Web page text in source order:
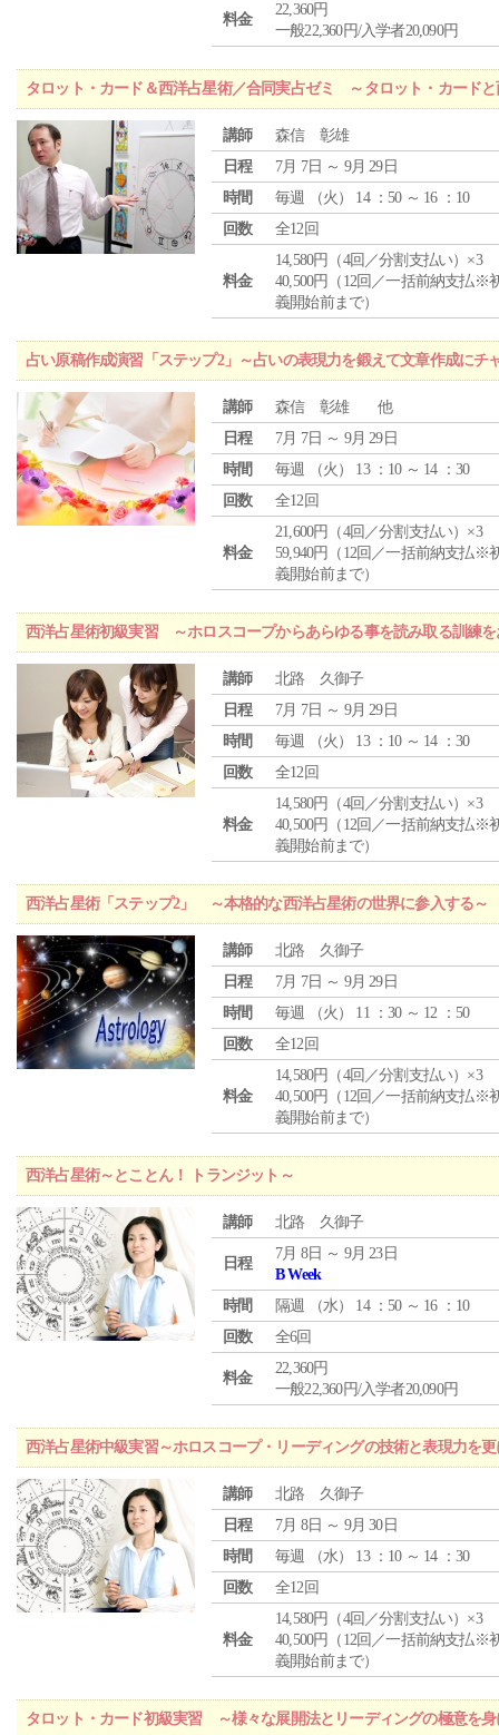
料金
22,360円
一般22,360円/入学者20,090円
タロット・カード＆西洋占星術／合同実占ゼミ ～タロット・カード
講師
森信 彰雄
日程
7月 7日 ～ 9月 29日
時間
毎週 （火 ） 14 ：50 ～ 16 ：10
回数
全12回
料金
14,580円（4回／分割支払い）×3
40,500円（12回／一括前納支払※
義開始前まで）
占い原稿作成演習「ステップ2」～占いの表現力を鍛えて文章作成にチ
講師
森信 彰雄 他
日程
7月 7日 ～ 9月 29日
時間
毎週 （火 ） 13 ：10 ～ 14 ：30
回数
全12回
料金
21,600円（4回／分割支払い）×3
59,940円（12回／一括前納支払※
義開始前まで）
西洋占星術初級実習 ～ホロスコープからあらゆる事を読み取る訓練を
講師
北路 久御子
日程
7月 7日 ～ 9月 29日
時間
毎週 （火 ） 13 ：10 ～ 14 ：30
回数
全12回
料金
14,580円（4回／分割支払い）×3
40,500円（12回／一括前納支払※
義開始前まで）
西洋占星術「ステップ2」 ～本格的な西洋占星術の世界に参入する～
講師
北路 久御子
日程
7月 7日 ～ 9月 29日
時間
毎週 （火 ） 11 ：30 ～ 12 ：50
回数
全12回
料金
14,580円（4回／分割支払い）×3
40,500円（12回／一括前納支払※
義開始前まで）
西洋占星術～とことん！ トランジット～
講師 北路 久御子
日程
7月 8日 ～ 9月 23日
B Week
時間
隔週 （水） 14 ：50 ～ 16 ：10
回数
全6回
料金
22,360円
一般22,360円/入学者20,090円
西洋占星術中級実習～ホロスコープ・リーディングの技術と表現力を
講師
北路 久御子
日程
7月 8日 ～ 9月 30日
時間
毎週 （水） 13 ：10 ～ 14 ：30
回数
全12回
料金
14,580円（4回／分割支払い）×3
40,500円（12回／一括前納支払※
義開始前まで）
タロット・カード初級実習 ～様々な展開法とリーディングの極意を身